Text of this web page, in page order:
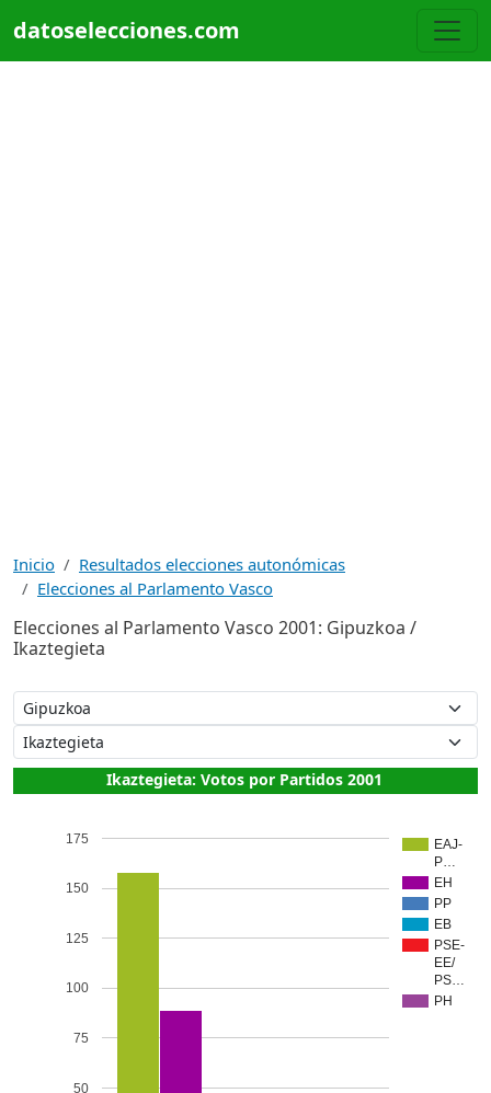
datoselecciones.com
Inicio
Resultados elecciones autonómicas
Elecciones al Parlamento Vasco
Elecciones al Parlamento Vasco 2001: Gipuzkoa /
Ikaztegieta
Ikaztegieta: Votos por Partidos 2001
EAJ-
P…
EH
PP
EB
PSE-
EE/
PS…
PH
50
75
100
125
150
175